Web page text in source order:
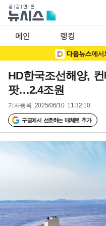
메인 랭킹
HD한국조선해양,
팟…2.4조원
기사등록 2025/06/10 11:32:10
구글에서 선호하는 매체로 추가